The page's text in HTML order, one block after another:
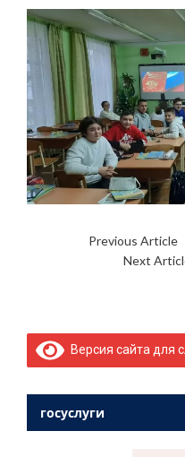
Previous Article
Next
Версия сайта для
госуслуги